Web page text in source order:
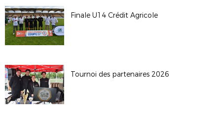
Finale U14 Crédit Agricole
Tournoi des partenaires 2026